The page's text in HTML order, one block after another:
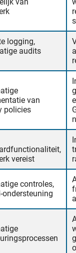
logging,
audits
van
policies
vereist
controles,
ondersteuning